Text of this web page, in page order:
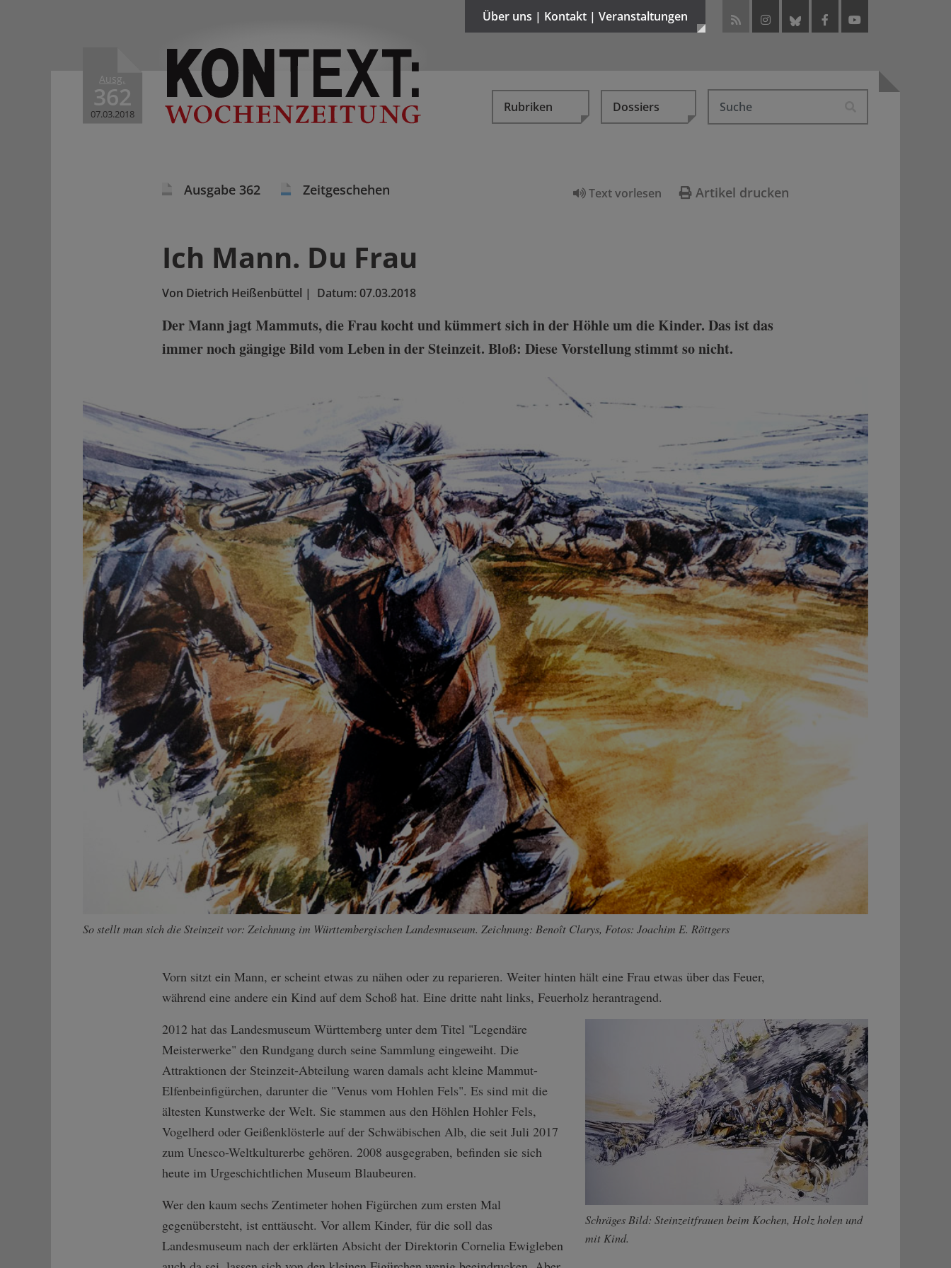
Ausg.
362
07.03.2018
Über uns | Kontakt | Veranstaltungen
Rubriken Dossiers
Text vorlesen Artikel drucken
Ausgabe 362 Zeitgeschehen
Ich Mann. Du Frau
Von Dietrich Heißenbüttel | Datum:07.03.2018
Der Mann jagt Mammuts, die Frau kocht und kümmert sich in der Höhle um die Kinder. Das ist das
immer noch gängige Bild vom Leben in der Steinzeit. Bloß: Diese Vorstellung stimmt so nicht.
So stellt man sich die Steinzeit vor: Zeichnung im Württembergischen Landesmuseum. Zeichnung: Benoît Clarys, Fotos: Joachim E. Röttgers
Vorn sitzt ein Mann, er scheint etwas zu nähen oder zu reparieren. Weiter hinten hält eine Frau etwas über das Feuer,
während eine andere ein Kind auf dem Schoß hat. Eine dritte naht links, Feuerholz herantragend.
Schräges Bild: Steinzeitfrauen beim Kochen, Holz holen und
mit Kind.
2012 hat das Landesmuseum Württemberg unter dem Titel "Legendäre
Meisterwerke" den Rundgang durch seine Sammlung eingeweiht. Die
Attraktionen der Steinzeit-Abteilung waren damals acht kleine Mammut-
Elfenbeinfigürchen, darunter die "Venus vom Hohlen Fels". Es sind mit die
ältesten Kunstwerke der Welt. Sie stammen aus den Höhlen Hohler Fels,
Vogelherd oder Geißenklösterle auf der Schwäbischen Alb, die seit Juli 2017
zum Unesco-Weltkulturerbe gehören. 2008 ausgegraben, befinden sie sich
heute im Urgeschichtlichen Museum Blaubeuren.
Wer den kaum sechs Zentimeter hohen Figürchen zum ersten Mal
gegenübersteht, ist enttäuscht. Vor allem Kinder, für die soll das
Landesmuseum nach der erklärten Absicht der Direktorin Cornelia Ewigleben